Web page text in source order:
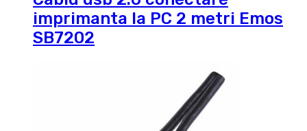
imprimanta la PC 2 metri Emos
SB7202